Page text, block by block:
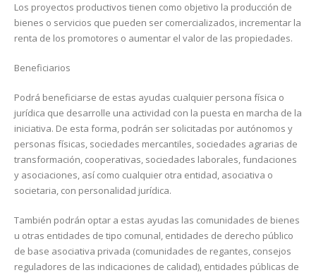
Los proyectos productivos tienen como objetivo la producción de
bienes o servicios que pueden ser comercializados, incrementar la
renta de los promotores o aumentar el valor de las propiedades.
Beneficiarios
Podrá beneficiarse de estas ayudas cualquier persona física o
jurídica que desarrolle una actividad con la puesta en marcha de la
iniciativa. De esta forma, podrán ser solicitadas por autónomos y
personas físicas, sociedades mercantiles, sociedades agrarias de
transformación, cooperativas, sociedades laborales, fundaciones
y asociaciones, así como cualquier otra entidad, asociativa o
societaria, con personalidad jurídica.
También podrán optar a estas ayudas las comunidades de bienes
u otras entidades de tipo comunal, entidades de derecho público
de base asociativa privada (comunidades de regantes, consejos
reguladores de las indicaciones de calidad), entidades públicas de